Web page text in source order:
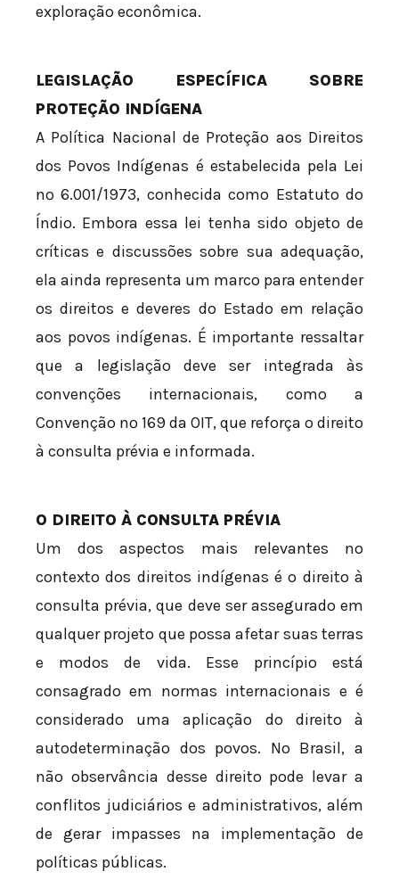
exploração econômica.
LEGISLAÇÃO ESPECÍFICA SOBRE
PROTEÇÃO INDÍGENA
A Política Nacional de Proteção aos Direitos
dos Povos Indígenas é estabelecida pela Lei
nº 6.001/1973, conhecida como Estatuto do
Índio. Embora essa lei tenha sido objeto de
críticas e discussões sobre sua adequação,
ela ainda representa um marco para entender
os direitos e deveres do Estado em relação
aos povos indígenas. É importante ressaltar
que a legislação deve ser integrada às
convenções internacionais, como a
Convenção nº 169 da OIT, que reforça o direito
à consulta prévia e informada.
O DIREITO À CONSULTA PRÉVIA
Um dos aspectos mais relevantes no
contexto dos direitos indígenas é o direito à
consulta prévia, que deve ser assegurado em
qualquer projeto que possa afetar suas terras
e modos de vida. Esse princípio está
consagrado em normas internacionais e é
considerado uma aplicação do direito à
autodeterminação dos povos. No Brasil, a
não observância desse direito pode levar a
conflitos judiciários e administrativos, além
de gerar impasses na implementação de
políticas públicas.